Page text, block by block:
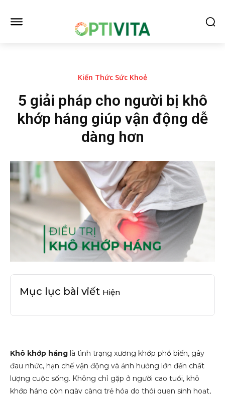
Kiến Thức Sức Khoẻ
5 giải pháp cho người bị khô
khớp háng giúp vận động dễ
dàng hơn
Mục lục bài viết Hiện
Khô khớp háng là tình trạng xương khớp phổ biến, gây
đau nhức, hạn chế vận động và ảnh hưởng lớn đến chất
lượng cuộc sống. Không chỉ gặp ở người cao tuổi, khô
khớp háng còn ngày càng trẻ hóa do thói quen sinh hoạt,